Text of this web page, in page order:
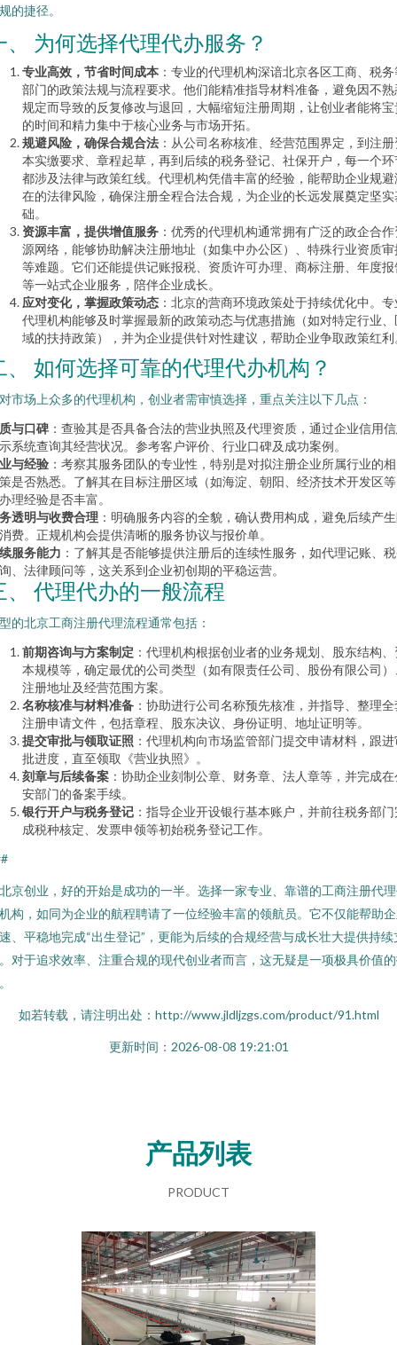
的捷径。
、 为何选择代理代办服务？
专业高效，节省时间成本 ：专业的代理机构深谙北京各区工商、税
部门的政策法规与流程要求。他们能精准指导材料准备，避免因不熟
规定而导致的反复修改与退回，大幅缩短注册周期，让创业者能将宝
的时间和精力集中于核心业务与市场开拓。
规避风险，确保合规合法 ：从公司名称核准、经营范围界定，到注
本实缴要求、章程起草，再到后续的税务登记、社保开户，每一个环
都涉及法律与政策红线。代理机构凭借丰富的经验，能帮助企业规避
在的法律风险，确保注册全程合法合规，为企业的长远发展奠定坚实
础。
资源丰富，提供增值服务 ：优秀的代理机构通常拥有广泛的政企合
源网络，能够协助解决注册地址（如集中办公区）、特殊行业资质审
等难题。它们还能提供记账报税、资质许可办理、商标注册、年度报
等一站式企业服务，陪伴企业成长。
应对变化，掌握政策动态 ：北京的营商环境政策处于持续优化中。
代理机构能够及时掌握最新的政策动态与优惠措施（如对特定行业、
域的扶持政策），并为企业提供针对性建议，帮助企业争取政策红利
、 如何选择可靠的代理代办机构？
市场上众多的代理机构，创业者需审慎选择，重点关注以下几点：
与口碑 ：查验其是否具备合法的营业执照及代理资质，通过企业信用
系统查询其经营状况。参考客户评价、行业口碑及成功案例。
与经验 ：考察其服务团队的专业性，特别是对拟注册企业所属行业的
是否熟悉。了解其在目标注册区域（如海淀、朝阳、经济技术开发区
理经验是否丰富。
透明与收费合理 ：明确服务内容的全貌，确认费用构成，避免后续产
费。正规机构会提供清晰的服务协议与报价单。
服务能力 ：了解其是否能够提供注册后的连续性服务，如代理记账、
、法律顾问等，这关系到企业初创期的平稳运营。
、 代理代办的一般流程
的北京工商注册代理流程通常包括：
前期咨询与方案制定 ：代理机构根据创业者的业务规划、股东结构
本规模等，确定最优的公司类型（如有限责任公司、股份有限公司）
注册地址及经营范围方案。
名称核准与材料准备 ：协助进行公司名称预先核准，并指导、整理
注册申请文件，包括章程、股东决议、身份证明、地址证明等。
提交审批与领取证照 ：代理机构向市场监管部门提交申请材料，跟
批进度，直至领取《营业执照》。
刻章与后续备案 ：协助企业刻制公章、财务章、法人章等，并完成在
安部门的备案手续。
银行开户与税务登记 ：指导企业开设银行基本账户，并前往税务部
成税种核定、发票申领等初始税务登记工作。
京创业，好的开始是成功的一半。选择一家专业、靠谱的工商注册代
构，如同为企业的航程聘请了一位经验丰富的领航员。它不仅能帮助
、平稳地完成“出生登记”，更能为后续的合规经营与成长壮大提供持续
对于追求效率、注重合规的现代创业者而言，这无疑是一项极具价值
如若转载，请注明出处：http://www.jldljzgs.com/product/91.html
更新时间：2026-08-08 19:21:01
产品列表
PRODUCT